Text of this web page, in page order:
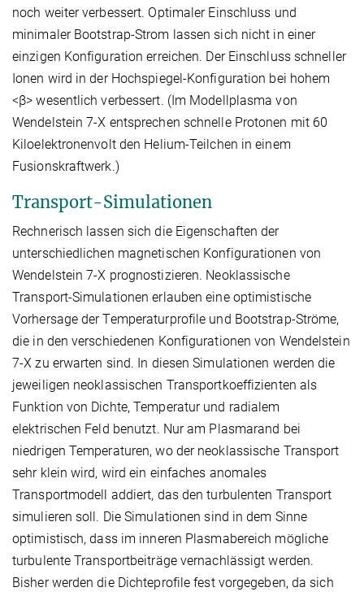
noch weiter verbessert. Optimaler Einschluss und
minimaler Bootstrap-Strom lassen sich nicht in einer
einzigen Konfiguration erreichen. Der Einschluss schneller
Ionen wird in der Hochspiegel-Konfiguration bei hohem
<β> wesentlich verbessert. (Im Modellplasma von
Wendelstein 7-X entsprechen schnelle Protonen mit 60
Kiloelektronenvolt den Helium-Teilchen in einem
Fusionskraftwerk.)
Transport-Simulationen
Rechnerisch lassen sich die Eigenschaften der
unterschiedlichen magnetischen Konfigurationen von
Wendelstein 7-X prognostizieren. Neoklassische
Transport-Simulationen erlauben eine optimistische
Vorhersage der Temperaturprofile und Bootstrap-Ströme,
die in den verschiedenen Konfigurationen von Wendelstein
7-X zu erwarten sind. In diesen Simulationen werden die
jeweiligen neoklassischen Transportkoeffizienten als
Funktion von Dichte, Temperatur und radialem
elektrischen Feld benutzt. Nur am Plasmarand bei
niedrigen Temperaturen, wo der neoklassische Transport
sehr klein wird, wird ein einfaches anomales
Transportmodell addiert, das den turbulenten Transport
simulieren soll. Die Simulationen sind in dem Sinne
optimistisch, dass im inneren Plasmabereich mögliche
turbulente Transportbeiträge vernachlässigt werden.
Bisher werden die Dichteprofile fest vorgegeben, da sich